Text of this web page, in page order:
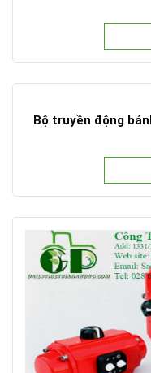
Bộ truyền động